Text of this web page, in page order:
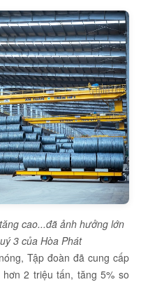
cao...đã ảnh hưởng lớn
3 của Hòa Phát
Tập đoàn đã cung cấp
2 triệu tấn, tăng 5% so